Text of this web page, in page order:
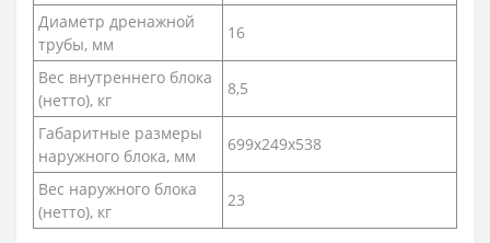
Диаметр дренажной
трубы, мм
16
Вес внутреннего блока
(нетто), кг
8,5
Габаритные размеры
наружного блока, мм
699x249x538
Вес наружного блока
(нетто), кг
23